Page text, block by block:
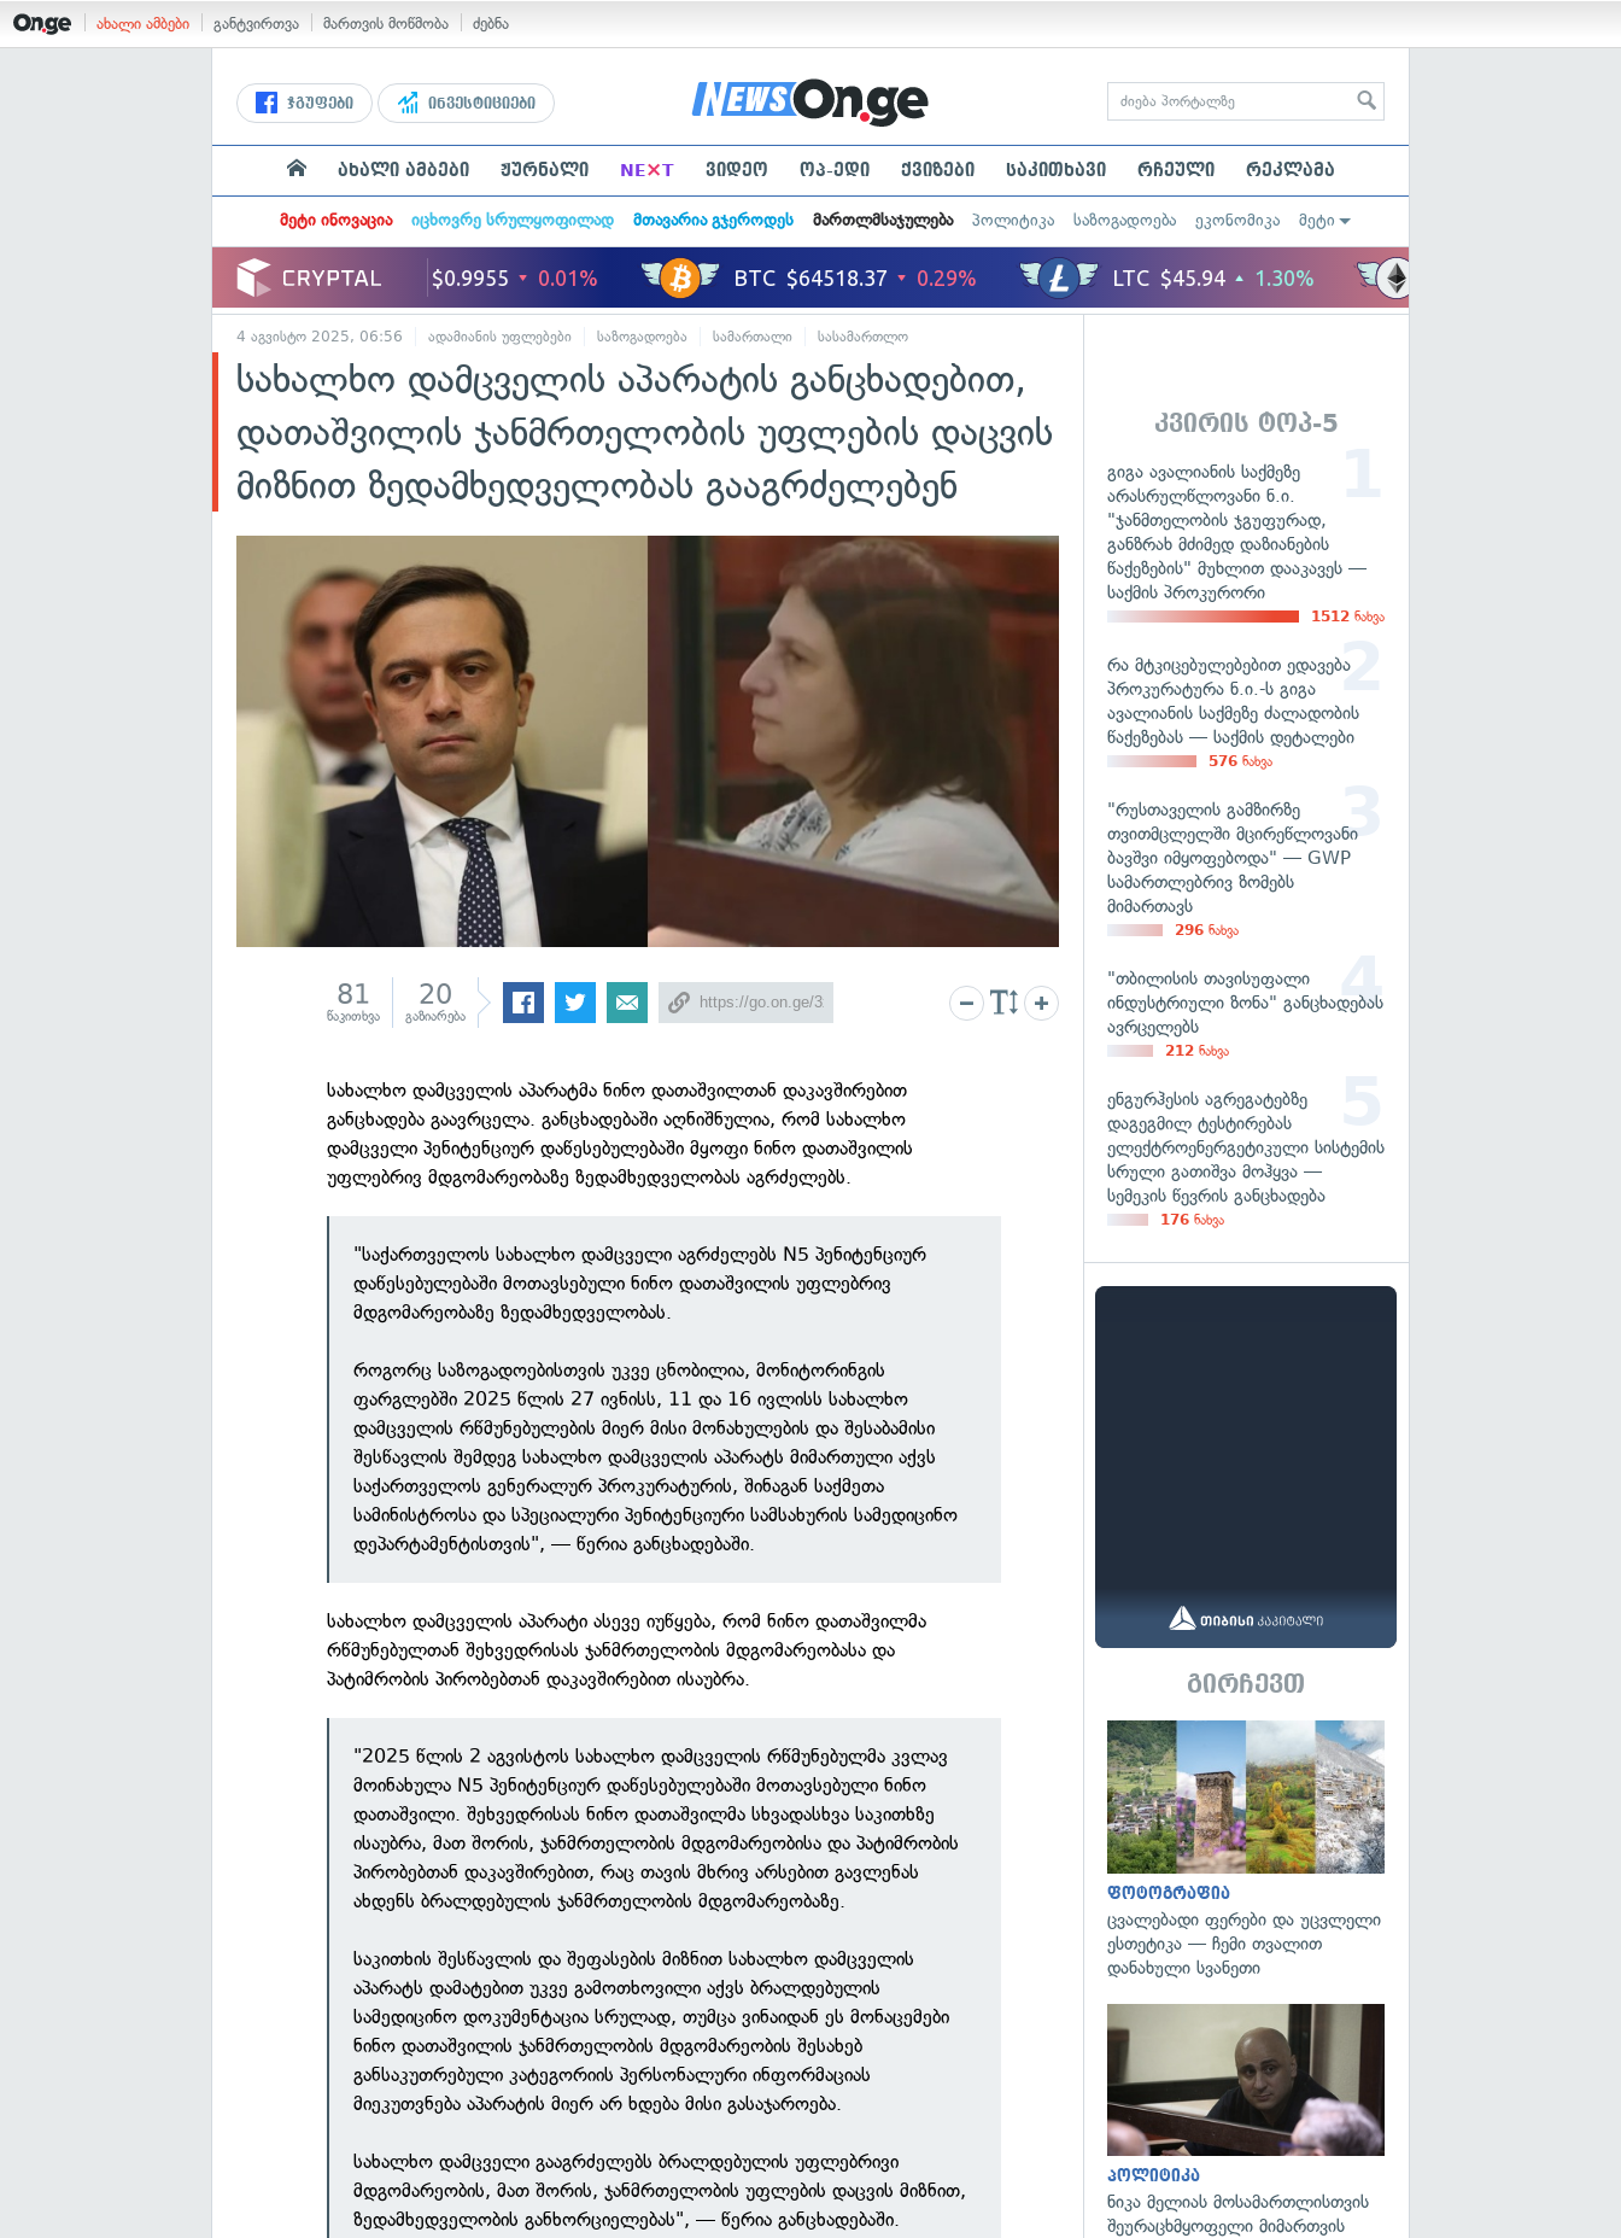
ახალი ამბები განტვირთვა მართვის მოწმობა ძებნა
ჯგუფები ინვესტიციები
ახალი ამბები ჟურნალი NE×T ვიდეო ოპ-ედი ქვიზები საკითხავი რჩეული რეკლამა
მეტი ინოვაცია იცხოვრე სრულყოფილად მთავარია გჯეროდეს მართლმსაჯულება პოლიტიკა საზოგადოება ეკონომიკა მეტი
4 აგვისტო 2025, 06:56 ადამიანის უფლებები საზოგადოება სამართალი სასამართლო
სახალხო დამცველის აპარატის განცხადებით,
დათაშვილის ჯანმრთელობის უფლების დაცვის
მიზნით ზედამხედველობას გააგრძელებენ
81
წაკითხვა
20
გაზიარება
სახალხო დამცველის აპარატმა ნინო დათაშვილთან დაკავშირებით
განცხადება გაავრცელა. განცხადებაში აღნიშნულია, რომ სახალხო
დამცველი პენიტენციურ დაწესებულებაში მყოფი ნინო დათაშვილის
უფლებრივ მდგომარეობაზე ზედამხედველობას აგრძელებს.
"საქართველოს სახალხო დამცველი აგრძელებს N5 პენიტენციურ
დაწესებულებაში მოთავსებული ნინო დათაშვილის უფლებრივ
მდგომარეობაზე ზედამხედველობას.
როგორც საზოგადოებისთვის უკვე ცნობილია, მონიტორინგის
ფარგლებში 2025 წლის 27 ივნისს, 11 და 16 ივლისს სახალხო
დამცველის რწმუნებულების მიერ მისი მონახულების და შესაბამისი
შესწავლის შემდეგ სახალხო დამცველის აპარატს მიმართული აქვს
საქართველოს გენერალურ პროკურატურის, შინაგან საქმეთა
სამინისტროსა და სპეციალური პენიტენციური სამსახურის სამედიცინო
დეპარტამენტისთვის", — წერია განცხადებაში.
სახალხო დამცველის აპარატი ასევე იუწყება, რომ ნინო დათაშვილმა
რწმუნებულთან შეხვედრისას ჯანმრთელობის მდგომარეობასა და
პატიმრობის პირობებთან დაკავშირებით ისაუბრა.
"2025 წლის 2 აგვისტოს სახალხო დამცველის რწმუნებულმა კვლავ
მოინახულა N5 პენიტენციურ დაწესებულებაში მოთავსებული ნინო
დათაშვილი. შეხვედრისას ნინო დათაშვილმა სხვადასხვა საკითხზე
ისაუბრა, მათ შორის, ჯანმრთელობის მდგომარეობისა და პატიმრობის
პირობებთან დაკავშირებით, რაც თავის მხრივ არსებით გავლენას
ახდენს ბრალდებულის ჯანმრთელობის მდგომარეობაზე.
საკითხის შესწავლის და შეფასების მიზნით სახალხო დამცველის
აპარატს დამატებით უკვე გამოთხოვილი აქვს ბრალდებულის
სამედიცინო დოკუმენტაცია სრულად, თუმცა ვინაიდან ეს მონაცემები
ნინო დათაშვილის ჯანმრთელობის მდგომარეობის შესახებ
განსაკუთრებული კატეგორიის პერსონალური ინფორმაციას
მიეკუთვნება აპარატის მიერ არ ხდება მისი გასაჯაროება.
სახალხო დამცველი გააგრძელებს ბრალდებულის უფლებრივი
მდგომარეობის, მათ შორის, ჯანმრთელობის უფლების დაცვის მიზნით,
ზედამხედველობის განხორციელებას", — წერია განცხადებაში.
კვირის ტოპ-5
გიგა ავალიანის საქმეზე
არასრულწლოვანი ნ.ი.
"ჯანმთელობის ჯგუფურად,
განზრახ მძიმედ დაზიანების
წაქეზების" მუხლით დააკავეს —
საქმის პროკურორი
1512 ნახვა
რა მტკიცებულებებით ედავება
პროკურატურა ნ.ი.-ს გიგა
ავალიანის საქმეზე ძალადობის
წაქეზებას — საქმის დეტალები
576 ნახვა
"რუსთაველის გამზირზე
თვითმცლელში მცირეწლოვანი
ბავშვი იმყოფებოდა" — GWP
სამართლებრივ ზომებს
მიმართავს
296 ნახვა
"თბილისის თავისუფალი
ინდუსტრიული ზონა" განცხადებას
ავრცელებს
212 ნახვა
ენგურჰესის აგრეგატებზე
დაგეგმილ ტესტირებას
ელექტროენერგეტიკული სისტემის
სრული გათიშვა მოჰყვა —
სემეკის წევრის განცხადება
176 ნახვა
გირჩევთ
ფოტოგრაფია
ცვალებადი ფერები და უცვლელი
ესთეტიკა — ჩემი თვალით
დანახული სვანეთი
პოლიტიკა
ნიკა მელიას მოსამართლისთვის
შეურაცხმყოფელი მიმართვის